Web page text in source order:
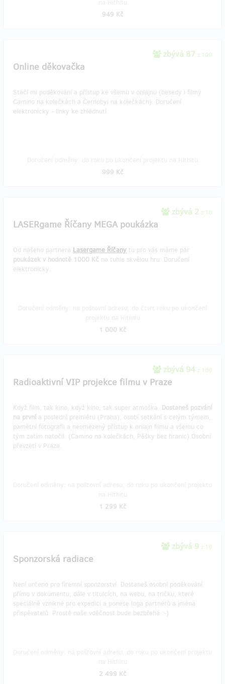
949 Kč
zbývá 87 z 100
Online děkovačka
Stačí mi poděkování a přístup ke všemu v onlajnu (besedy i filmy
Camino na kolečkách a Černobyl na kolečkách). Doručení
elektronicky - linky ke zhlédnutí.
999 Kč
zbývá 2 z 10
LASERgame Říčany MEGA poukázka
Od našeho partnera Lasergame Říčany tu pro vás máme pár
poukázek v hodnotě 1000 Kč na tuhle skvělou hru. Doručení
elektronicky.
1 000 Kč
zbývá 94 z 100
Radioaktivní VIP projekce filmu v Praze
Když film, tak kino, když kino, tak super atmoška. Dostaneš pozvání
na první a poslední premiéru (Praha), osobí setkání s celým týmem,
pamětní fotografii a neomezený přístup k onlajn filmu a všemu co
tým zatím natočil. (Camino na kolečkách, Pěšky bez hranic) Osobní
převzetí v Praze.
1 299 Kč
zbývá 9 z 10
Sponzorská radiace
Není určeno pro firemní sponzorství. Dostaneš osobní poděkování
přímo v dokumentu, dále v titulcích, na webu, na tričku, které
speciálně vznikne pro expedici a ponese loga partnerů a jména
přispěvatelů. Prostě naše vděčnost bude bezbřehá :-)
2 499 Kč